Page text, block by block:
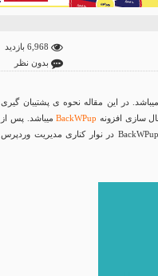
بدون نظر
در این مقاله نحوه ی پشتیبان گیری
BackWPupمیباشد. پس از
فعال سازی افزونه صفحه خوش آمد گویی را نشان میدهد و یک آیتم منوی BackWPup در نوار کناری مدیریت وردپرس